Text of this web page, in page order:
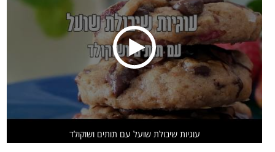
עוגיות שיבולת שועל עם תותים ושוקולד